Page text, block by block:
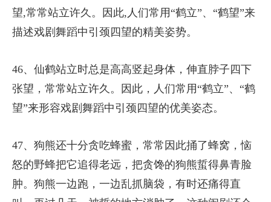
望,常常站立许久。因此,人们常用“鹤立”、“鹤望”来
描述戏剧舞蹈中引颈四望的精美姿势。
46、仙鹤站立时总是高高竖起身体，伸直脖子四下
张望，常常站立许久。因此，人们常用“鹤立”、“鹤
望”来形容戏剧舞蹈中引颈四望的优美姿态。
47、狗熊还十分贪吃蜂蜜，常常因此捅了蜂窝，恼
怒的野蜂把它追得老远，把贪馋的狗熊蜇得鼻青脸
肿。狗熊一边跑，一边乱抓脑袋，有时还痛得直